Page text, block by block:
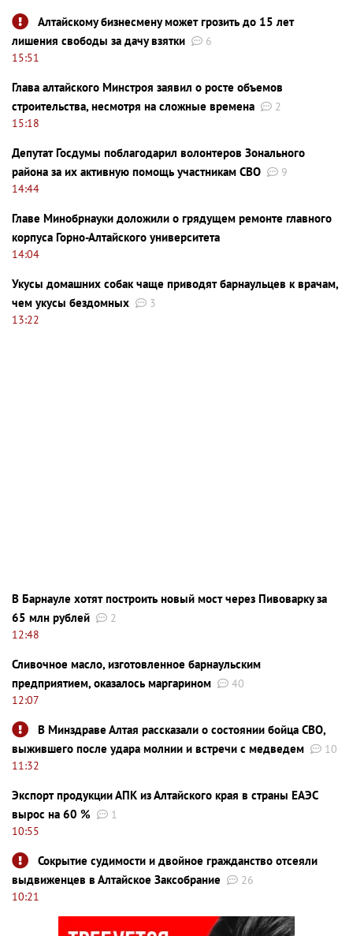
Алтайскому бизнесмену может грозить до 15 лет
лишения свободы за дачу взятки
6
15:51
Глава алтайского Минстроя заявил о росте объемов
строительства, несмотря на сложные времена
2
15:18
Депутат Госдумы поблагодарил волонтеров Зонального
района за их активную помощь участникам СВО
9
14:44
Главе Минобрнауки доложили о грядущем ремонте главного
корпуса Горно-Алтайского университета
14:04
Укусы домашних собак чаще приводят барнаульцев к врачам,
чем укусы бездомных
3
13:22
В Барнауле хотят построить новый мост через Пивоварку за
65 млн рублей
2
12:48
Сливочное масло, изготовленное барнаульским
предприятием, оказалось маргарином
40
12:07
В Минздраве Алтая рассказали о состоянии бойца СВО,
выжившего после удара молнии и встречи с медведем
10
11:32
Экспорт продукции АПК из Алтайского края в страны ЕАЭС
вырос на 60 %
1
10:55
Сокрытие судимости и двойное гражданство отсеяли
выдвиженцев в Алтайское Заксобрание
26
10:21